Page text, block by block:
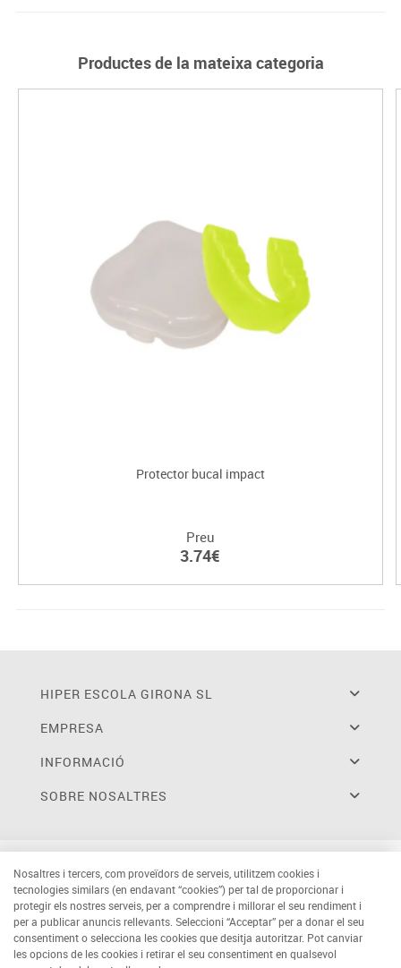
Productes de la mateixa categoria
Protector bucal impact
Preu
3.74€
HIPER ESCOLA GIRONA SL
EMPRESA
INFORMACIÓ
SOBRE NOSALTRES
Nosaltres i tercers, com proveïdors de serveis, utilitzem cookies i
tecnologies similars (en endavant “cookies”) per tal de proporcionar i
protegir els nostres serveis, per a comprendre i millorar el seu rendiment i
per a publicar anuncis rellevants. Seleccioni “Acceptar” per a donar el seu
consentiment o selecciona les cookies que desitja autoritzar. Pot canviar
les opcions de les cookies i retirar el seu consentiment en qualsevol